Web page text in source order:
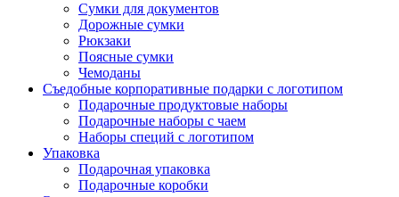
Сумки для документов
Дорожные сумки
Рюкзаки
Поясные сумки
Чемоданы
Съедобные корпоративные подарки с логотипом
Подарочные продуктовые наборы
Подарочные наборы с чаем
Наборы специй с логотипом
Упаковка
Подарочная упаковка
Подарочные коробки